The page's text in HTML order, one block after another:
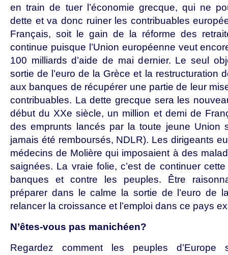
en train de tuer l’économie grecque, qui ne
dette et va donc ruiner les contribuables
Français, soit le gain de la réforme des
continue puisque l’Union européenne veut
100 milliards d’aide de mai dernier. Le seul
sortie de l’euro de la Grèce et la restructuration
aux banques de récupérer une partie de leur
contribuables. La dette grecque sera les
début du XXe siècle, un million et demi de
des emprunts lancés par la toute jeune Union
jamais été remboursés, NDLR). Les dirigeants
médecins de Molière qui imposaient à des
saignées. La vraie folie, c’est de continuer
banques et contre les peuples. Être
préparer dans le calme la sortie de l’euro de
relancer la croissance et l’emploi dans ce pays
N’êtes-vous pas manichéen?
Regardez comment les peuples